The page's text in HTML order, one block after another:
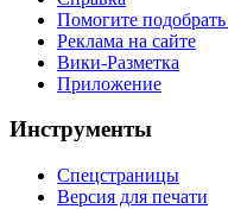
Помогите
Реклама на сайте
Вики-Разметка
Приложение
Инструменты
Спецстраницы
Версия для печати